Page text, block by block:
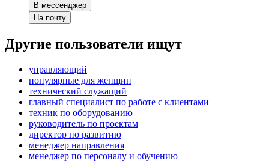
В мессенджер
На почту
Другие пользователи ищут
управляющий
популярные для женщин
технический служащий
главный специалист по работе с клиентами
техник по оборудованию
руководитель по проектам
директор по развитию
менеджер направления
менеджер по персоналу и обучению